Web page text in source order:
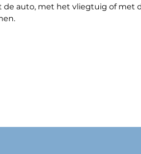
de auto, met het vliegtuig of met